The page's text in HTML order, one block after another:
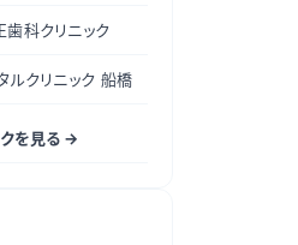
科クリニック
ルクリニック 船橋
を見る →